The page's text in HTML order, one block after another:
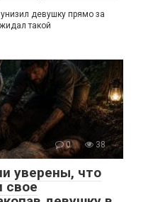
девушку прямо за
такой
0 38
уверены, что
свое